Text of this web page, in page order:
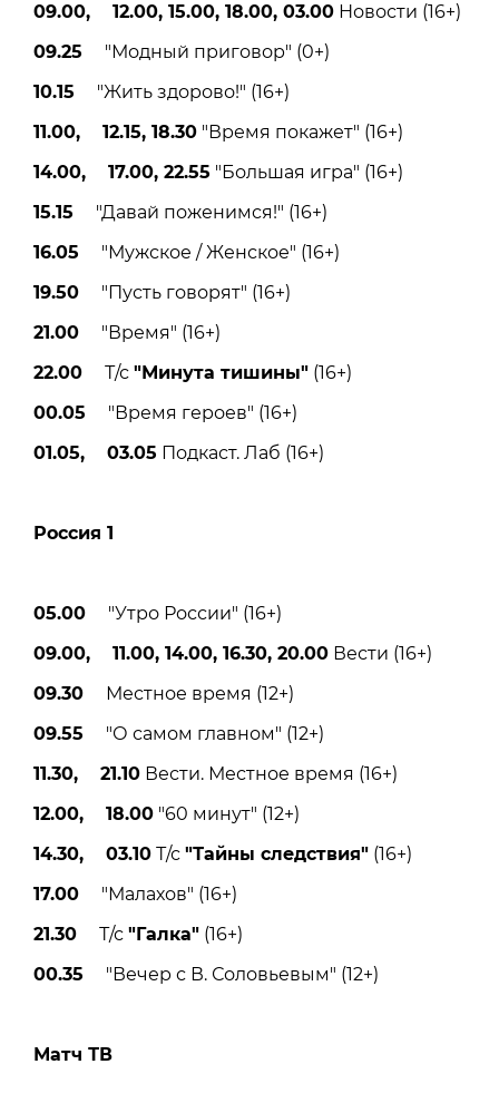
09.00, 12.00, 15.00, 18.00, 03.00 Новости (16+)
09.25 "Модный приговор" (0+)
10.15 "Жить здорово!" (16+)
11.00, 12.15, 18.30 "Время покажет" (16+)
14.00, 17.00, 22.55 "Большая игра" (16+)
15.15 "Давай поженимся!" (16+)
16.05 "Мужское / Женское" (16+)
19.50 "Пусть говорят" (16+)
21.00 "Время" (16+)
22.00 Т/с "Минута тишины" (16+)
00.05 "Время героев" (16+)
01.05, 03.05 Подкаст. Лаб (16+)
Россия 1
05.00 "Утро России" (16+)
09.00, 11.00, 14.00, 16.30, 20.00 Вести (16+)
09.30 Местное время (12+)
09.55 "О самом главном" (12+)
11.30, 21.10 Вести. Местное время (16+)
12.00, 18.00 "60 минут" (12+)
14.30, 03.10 Т/с "Тайны следствия" (16+)
17.00 "Малахов" (16+)
21.30 Т/с "Галка" (16+)
00.35 "Вечер с В. Соловьевым" (12+)
Матч ТВ